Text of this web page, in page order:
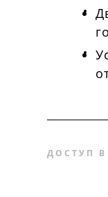
ДОСТУП В